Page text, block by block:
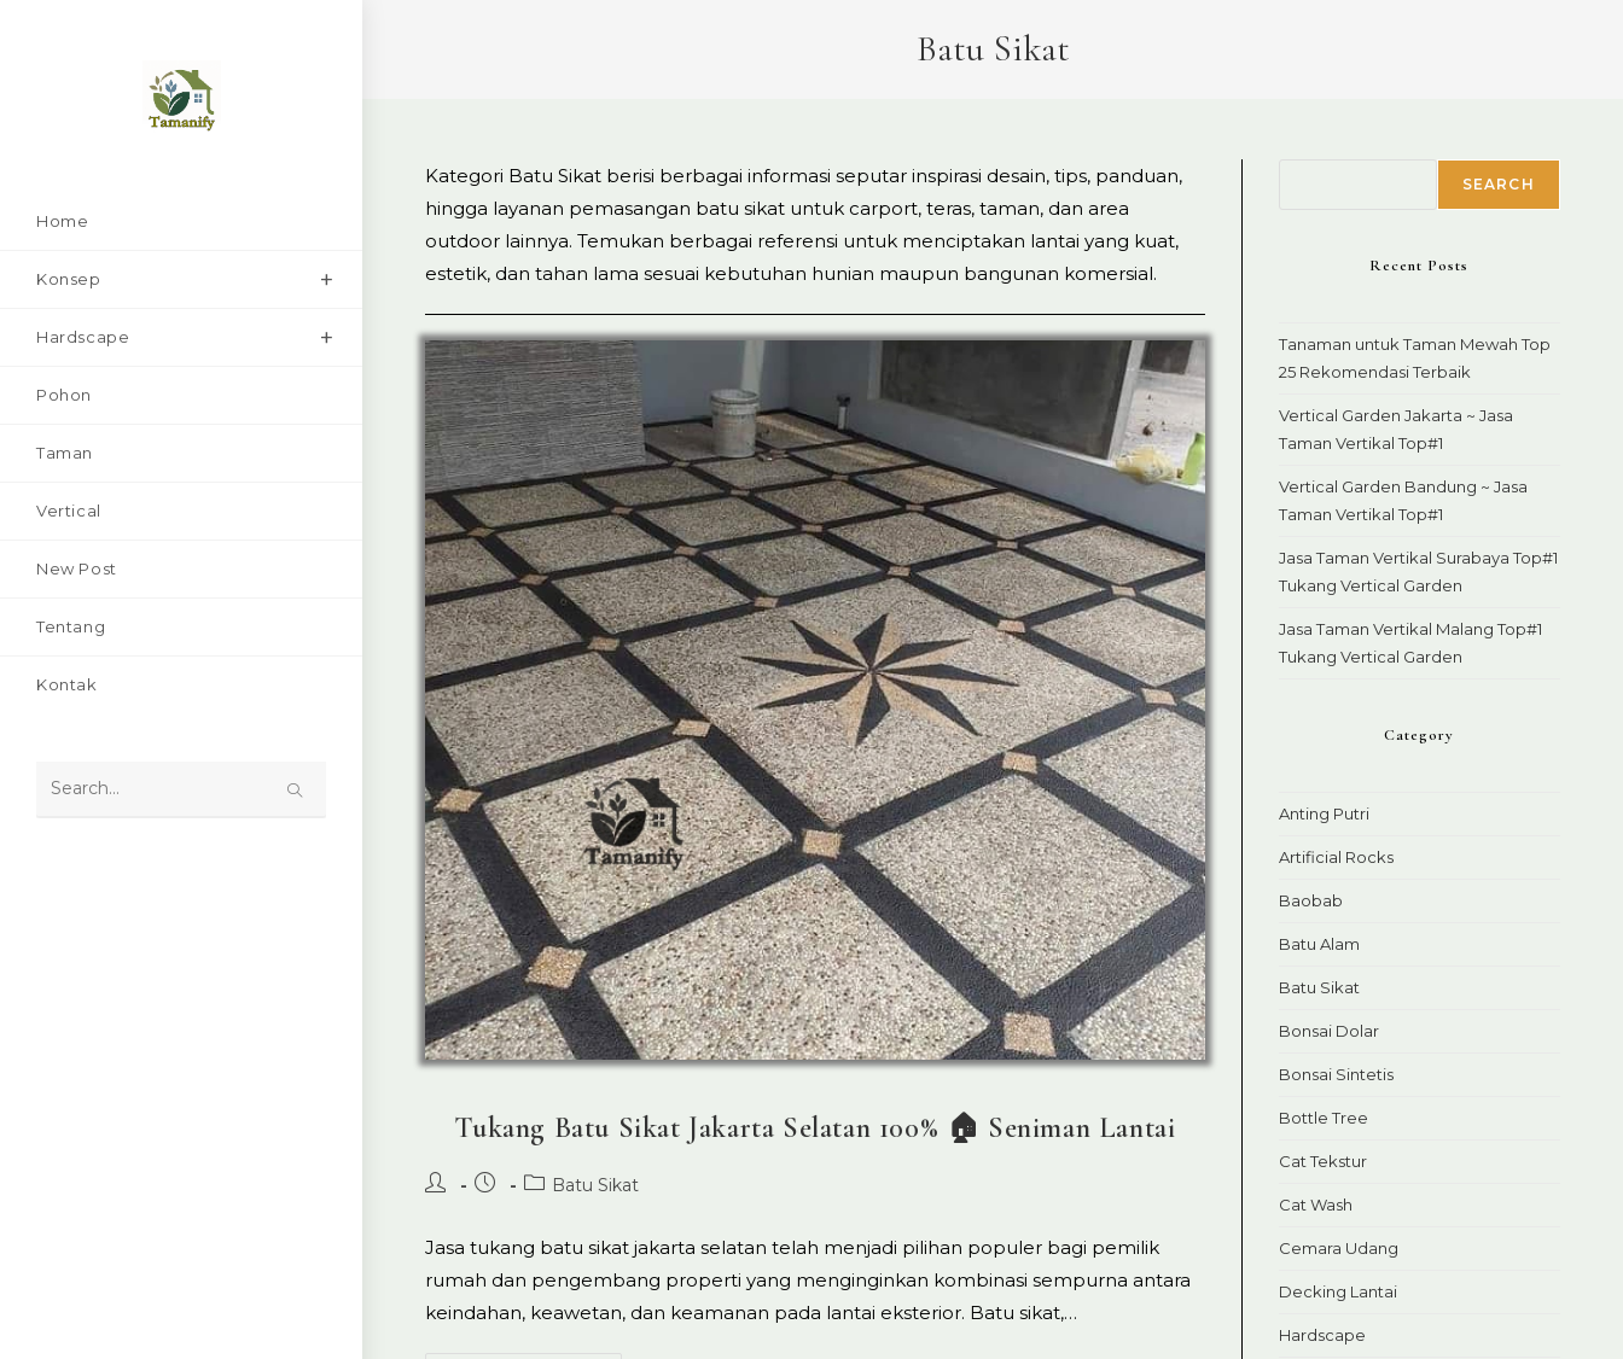
Home
Konsep
Hardscape
Pohon
Taman
Vertical
New Post
Tentang
Kontak
Batu Sikat
Kategori Batu Sikat berisi berbagai informasi seputar inspirasi desain, tips, panduan,
hingga layanan pemasangan batu sikat untuk carport, teras, taman, dan area
outdoor lainnya. Temukan berbagai referensi untuk menciptakan lantai yang kuat,
estetik, dan tahan lama sesuai kebutuhan hunian maupun bangunan komersial.
Tukang Batu Sikat Jakarta Selatan 100% 🏠 Seniman Lantai
Post Post PostBatu Sikat
Jasa tukang batu sikat jakarta selatan telah menjadi pilihan populer bagi pemilik
rumah dan pengembang properti yang menginginkan kombinasi sempurna antara
keindahan, keawetan, dan keamanan pada lantai eksterior. Batu sikat,…
SEARCH
Recent Posts
Tanaman untuk Taman Mewah Top
25 Rekomendasi Terbaik
Vertical Garden Jakarta ~ Jasa
Taman Vertikal Top#1
Vertical Garden Bandung ~ Jasa
Taman Vertikal Top#1
Jasa Taman Vertikal Surabaya Top#1
Tukang Vertical Garden
Jasa Taman Vertikal Malang Top#1
Tukang Vertical Garden
Category
Anting Putri
Artificial Rocks
Baobab
Batu Alam
Batu Sikat
Bonsai Dolar
Bonsai Sintetis
Bottle Tree
Cat Tekstur
Cat Wash
Cemara Udang
Decking Lantai
Hardscape